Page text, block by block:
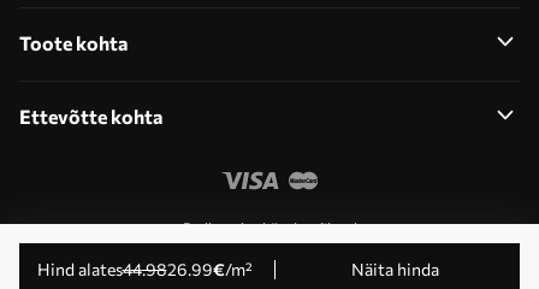
Hind alates44.9826.99€/m² Näita hinda
Toote kohta
Ettevõtte kohta
Redigeerige küpsiste õigusi
© 2011-2026 Uwalls . Kõik õigused kaitstud.